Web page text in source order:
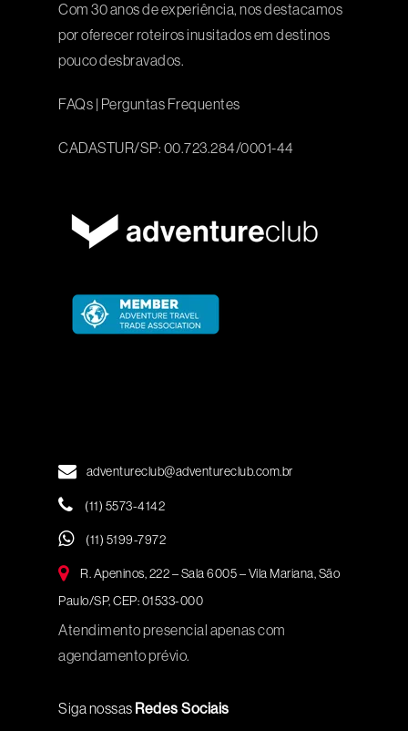
Com 30 anos de experiência, nos destacamos
por oferecer roteiros inusitados em destinos
pouco desbravados.
FAQs | Perguntas Frequentes
CADASTUR/SP: 00.723.284/0001-44
adventureclub@adventureclub.com.br
(11) 5573-4142
(11) 5199-7972
R. Apeninos, 222 – Sala 6005 – Vila Mariana, São
Paulo/SP, CEP: 01533-000
Atendimento presencial apenas com
agendamento prévio.
Siga nossas Redes Sociais